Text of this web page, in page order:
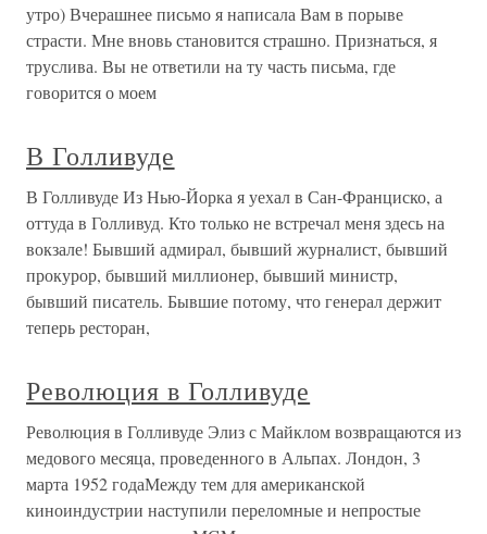
утро) Вчерашнее письмо я написала Вам в порыве
страсти. Мне вновь становится страшно. Признаться, я
труслива. Вы не ответили на ту часть письма, где
говорится о моем
В Голливуде
В Голливуде Из Нью-Йорка я уехал в Сан-Франциско, а
оттуда в Голливуд. Кто только не встречал меня здесь на
вокзале! Бывший адмирал, бывший журналист, бывший
прокурор, бывший миллионер, бывший министр,
бывший писатель. Бывшие потому, что генерал держит
теперь ресторан,
Революция в Голливуде
Революция в Голливуде Элиз с Майклом возвращаются из
медового месяца, проведенного в Альпах. Лондон, 3
марта 1952 годаМежду тем для американской
киноиндустрии наступили переломные и непростые